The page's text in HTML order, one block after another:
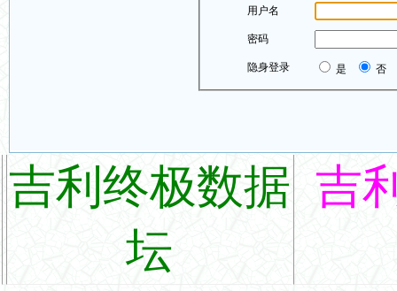
用户名
密码
隐身登录 是 否
吉利终极数据
坛
吉